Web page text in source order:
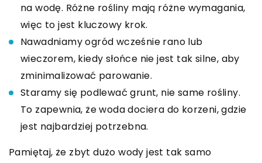
na wodę. Różne rośliny mają różne wymagania,
więc to jest kluczowy krok.
Nawadniamy ogród wcześnie rano lub
wieczorem, kiedy słońce nie jest tak silne, aby
zminimalizować parowanie.
Staramy się podlewać grunt, nie same rośliny.
To zapewnia, że woda dociera do korzeni, gdzie
jest najbardziej potrzebna.
Pamiętaj, że zbyt dużo wody jest tak samo